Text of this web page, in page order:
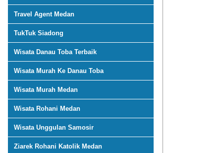
Travel Agent Medan
TukTuk Siadong
Wisata Danau Toba Terbaik
Wisata Murah Ke Danau Toba
Wisata Murah Medan
Wisata Rohani Medan
Wisata Unggulan Samosir
Ziarek Rohani Katolik Medan